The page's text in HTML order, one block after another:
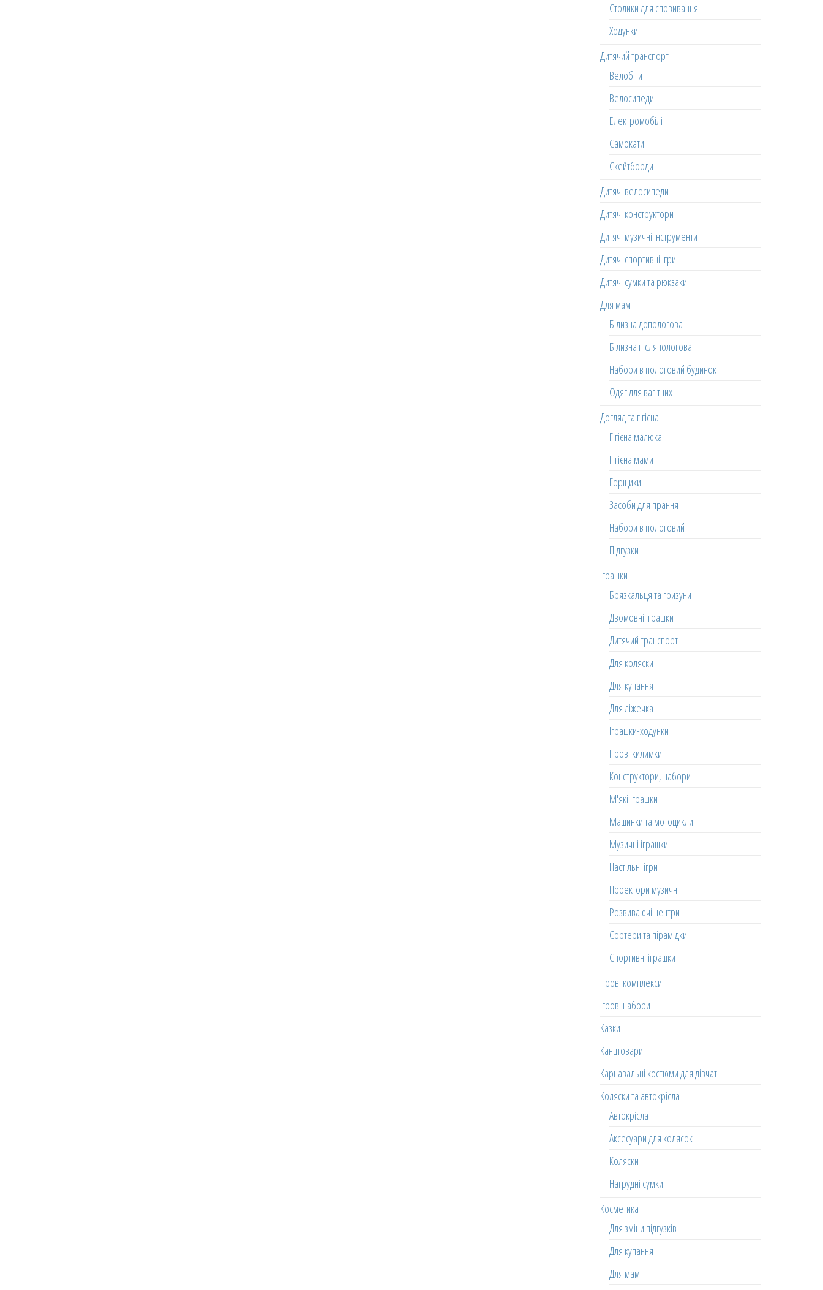
Столики для сповивання
Ходунки
Дитячий транспорт
Велобіги
Велосипеди
Електромобілі
Самокати
Скейтборди
Дитячі велосипеди
Дитячі конструктори
Дитячі музичні інструменти
Дитячі спортивні ігри
Дитячі сумки та рюкзаки
Для мам
Білизна допологова
Білизна післяпологова
Набори в пологовий будинок
Одяг для вагітних
Догляд та гігієна
Гігієна малюка
Гігієна мами
Горщики
Засоби для прання
Набори в пологовий
Підгузки
Іграшки
Брязкальця та гризуни
Двомовні іграшки
Дитячий транспорт
Для коляски
Для купання
Для ліжечка
Іграшки-ходунки
Ігрові килимки
Конструктори, набори
М'які іграшки
Машинки та мотоцикли
Музичні іграшки
Настільні ігри
Проектори музичні
Розвиваючі центри
Сортери та пірамідки
Спортивні іграшки
Ігрові комплекси
Ігрові набори
Казки
Канцтовари
Карнавальні костюми для дівчат
Коляски та автокрісла
Автокрісла
Аксесуари для колясок
Коляски
Нагрудні сумки
Косметика
Для зміни підгузків
Для купання
Для мам